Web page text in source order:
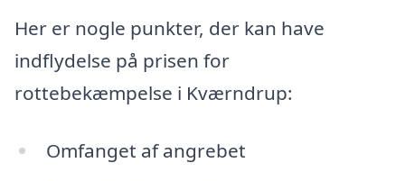
Her er nogle punkter, der kan have
indflydelse på prisen for
rottebekæmpelse i Kværndrup:
Omfanget af angrebet